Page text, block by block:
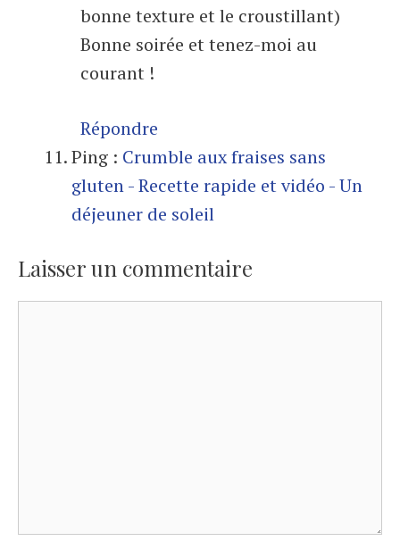
bonne texture et le croustillant)
Bonne soirée et tenez-moi au
courant !
Répondre
Ping : Crumble aux fraises sans
gluten - Recette rapide et vidéo - Un
déjeuner de soleil
Laisser un commentaire